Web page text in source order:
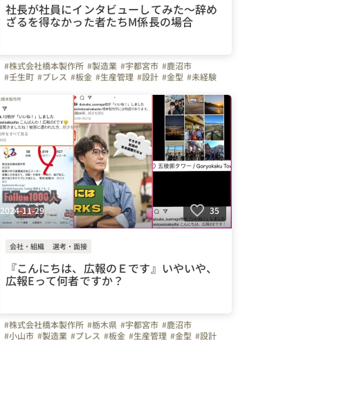
社長が社員にインタビューしてみた〜辞め
ざるを得なかった者たちM係長の場合
#株式会社橋本製作所 #製造業 #宇都宮市 #鹿沼市
#壬生町 #プレス #板金 #生産管理 #設計 #金型 #未経験
#ガソリン代全額支給 #週休二日制
#土曜日面接
#web面接
#面接日要相談 #育休 #パパ育休 #DC
#iDECO #インタビュー #社長 #弊社のすごいところ
#社員紹介 #転職者のリアルな声 #はたらく人
#上司や先輩のキャラクター #スキルアップ
#面接担当の素顔 #ものづくり
2024-11-29 35
会社・組織 選考・面接
『こんにちは、広報のＥです』いやいや、
広報Eって何者ですか？
#株式会社橋本製作所 #栃木県 #宇都宮市 #鹿沼市
#小山市 #製造業 #プレス #板金 #生産管理 #金型 #設計